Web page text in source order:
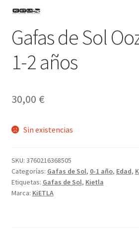
Gafas de Sol
1-2 años
30,00 €
Sin existencias
SKU: 3760216368505
Categorías: Gafas de Sol, 0-1 año, Edad,
Etiquetas: Gafas de Sol, Kietla
Marca: KiETLA